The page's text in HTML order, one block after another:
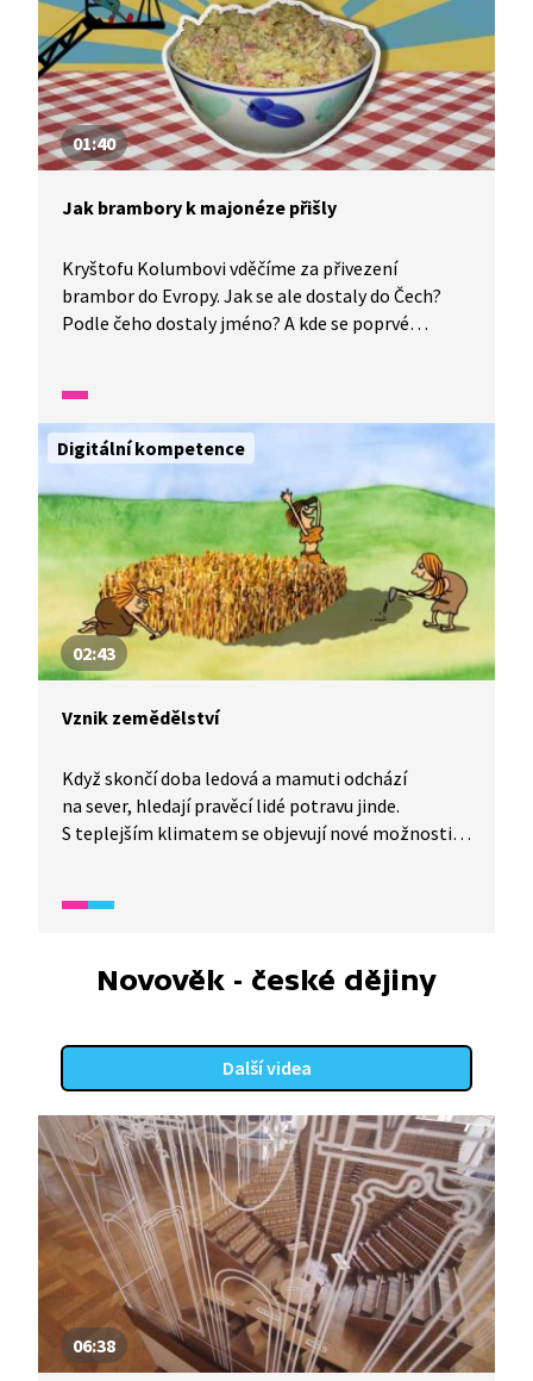
01:40
Jak brambory k majonéze přišly
Kryštofu Kolumbovi vděčíme za přivezení
brambor do Evropy. Jak se ale dostaly do Čech?
Podle čeho dostaly jméno? A kde se poprvé
Digitální kompetence
02:43
Vznik zemědělství
Když skončí doba ledová a mamuti odchází
na sever, hledají pravěcí lidé potravu jinde.
S teplejším klimatem se objevují nové možnosti
Novověk - české dějiny
Další videa
06:38